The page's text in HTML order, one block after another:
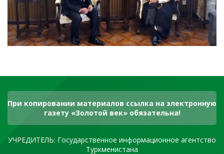
При копировании материалов ссылка на электронную
газету «Золотой век» обязательна!
УЧРЕДИТЕЛЬ: Государственное информационное агентство
Туркменистана